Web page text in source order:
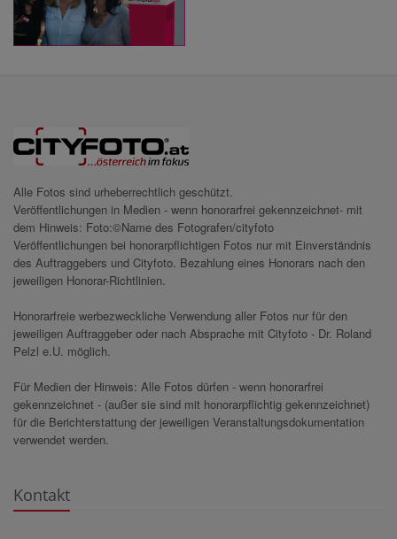
Alle Fotos sind urheberrechtlich geschützt.
Veröffentlichungen in Medien - wenn honorarfrei gekennzeichnet- mit
dem Hinweis: Foto:©Name des Fotografen/cityfoto
Veröffentlichungen bei honorarpflichtigen Fotos nur mit Einverständnis
des Auftraggebers und Cityfoto. Bezahlung eines Honorars nach den
jeweiligen Honorar-Richtlinien.
Honorarfreie werbezweckliche Verwendung aller Fotos nur für den
jeweiligen Auftraggeber oder nach Absprache mit Cityfoto - Dr. Roland
Pelzl e.U. möglich.
Für Medien der Hinweis: Alle Fotos dürfen - wenn honorarfrei
gekennzeichnet - (außer sie sind mit honorarpflichtig gekennzeichnet)
für die Berichterstattung der jeweiligen Veranstaltungsdokumentation
verwendet werden.
Kontakt